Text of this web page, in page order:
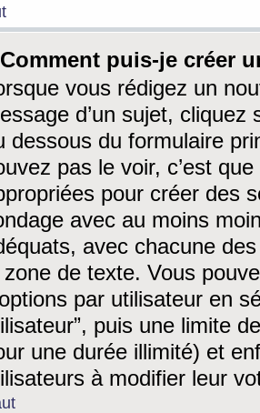
puis-je créer
vous rédigez un
d’un sujet, cliquez
dessous du formulaire
pas le voir, c’est
pour créer des
avec au moins
avec chacune
zone de texte. Vous
par utilisateur en
puis une limite
une durée illimité) et
à modifier leur